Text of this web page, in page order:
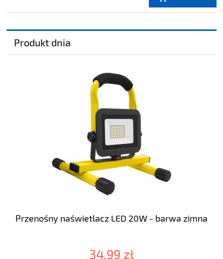
Produkt dnia
Przenośny naświetlacz LED 20W - barwa zimna
34,99 zł